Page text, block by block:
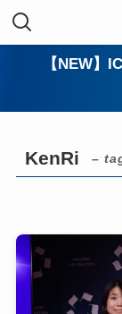
【NEW】
KenRi –